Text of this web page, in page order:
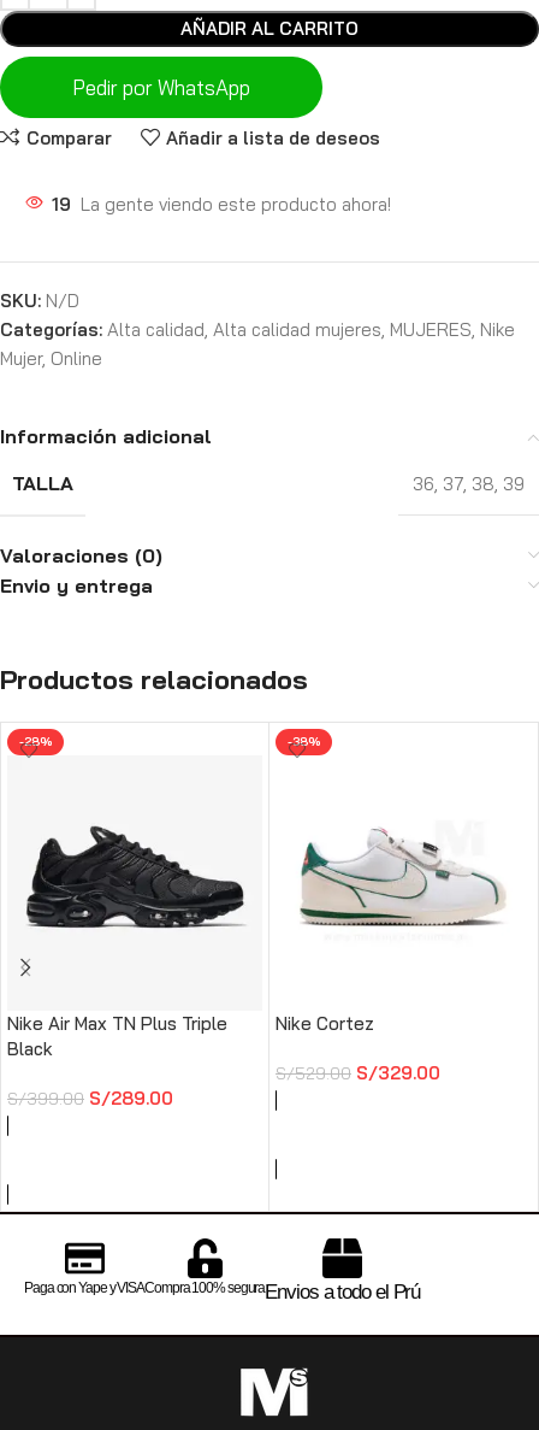
AÑADIR AL CARRITO
Pedir por WhatsApp
Comparar Añadir a lista de deseos
19 La gente viendo este producto ahora!
SKU: N/D
Categorías: Alta calidad, Alta calidad mujeres, MUJERES, Nike
Mujer, Online
Información adicional
TALLA
36, 37, 38, 39
Valoraciones (0)
Envio y entrega
Productos relacionados
-28%
Nike Air Max TN Plus Triple
Black
S/399.00 S/289.00
-38%
Nike Cortez
S/529.00 S/329.00
Paga con Yape y VISACompra 100% seguraEnvios a todo el Prú